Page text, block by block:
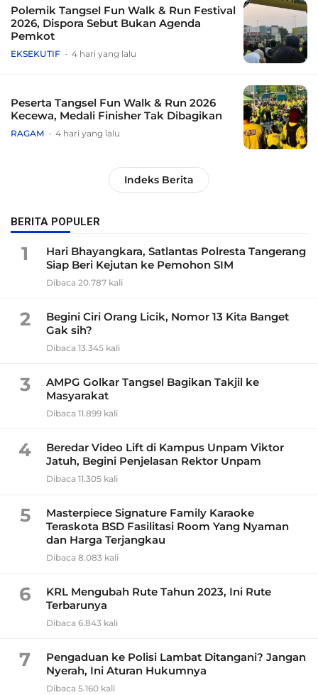
Polemik Tangsel Fun Walk & Run Festival
2026, Dispora Sebut Bukan Agenda
Pemkot
EKSEKUTIF 4 hari yang lalu
Peserta Tangsel Fun Walk & Run 2026
Kecewa, Medali Finisher Tak Dibagikan
RAGAM 4 hari yang lalu
Indeks Berita
BERITA POPULER
1
Hari Bhayangkara, Satlantas Polresta Tangerang
Siap Beri Kejutan ke Pemohon SIM
Dibaca 20.787 kali
2
Begini Ciri Orang Licik, Nomor 13 Kita Banget
Gak sih?
Dibaca 13.345 kali
3
AMPG Golkar Tangsel Bagikan Takjil ke
Masyarakat
Dibaca 11.899 kali
4
Beredar Video Lift di Kampus Unpam Viktor
Jatuh, Begini Penjelasan Rektor Unpam
Dibaca 11.305 kali
5
Masterpiece Signature Family Karaoke
Teraskota BSD Fasilitasi Room Yang Nyaman
dan Harga Terjangkau
Dibaca 8.083 kali
6
KRL Mengubah Rute Tahun 2023, Ini Rute
Terbarunya
Dibaca 6.843 kali
7
Pengaduan ke Polisi Lambat Ditangani? Jangan
Nyerah, Ini Aturan Hukumnya
Dibaca 5.160 kali